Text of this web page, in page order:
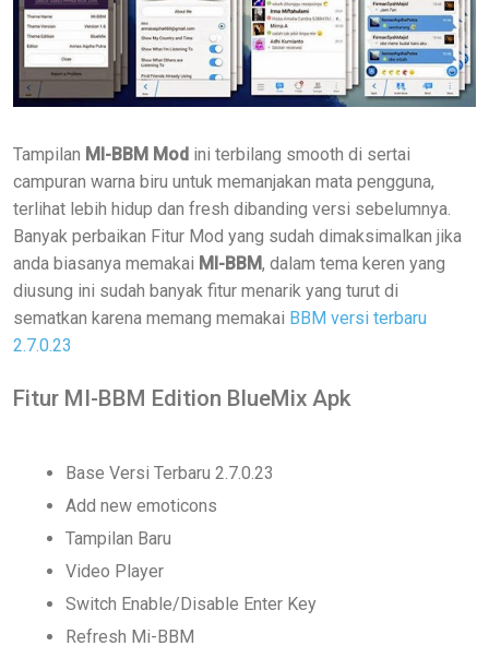
Tampilan MI-BBM Mod ini terbilang smooth di sertai
campuran warna biru untuk memanjakan mata pengguna,
terlihat lebih hidup dan fresh dibanding versi sebelumnya.
Banyak perbaikan Fitur Mod yang sudah dimaksimalkan jika
anda biasanya memakai MI-BBM, dalam tema keren yang
diusung ini sudah banyak fitur menarik yang turut di
sematkan karena memang memakai BBM versi terbaru
2.7.0.23
Fitur MI-BBM Edition BlueMix Apk
Base Versi Terbaru 2.7.0.23
Add new emoticons
Tampilan Baru
Video Player
Switch Enable/Disable Enter Key
Refresh Mi-BBM